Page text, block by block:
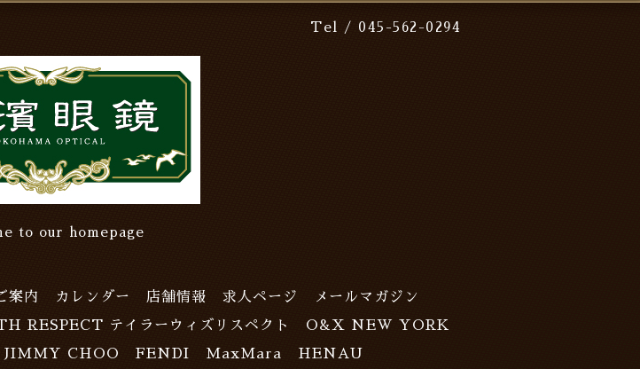
Tel / 045-562-0294
to our homepage
案内 カレンダー 店舗情報 求人ページ
メールマガジン
RESPECT テイラーウィズリスペクト
O&X NEW YORK
JIMMY CHOO FENDI MaxMara
HENAU